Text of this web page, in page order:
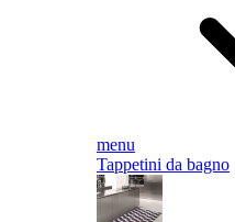
menu
Tappetini da bagno